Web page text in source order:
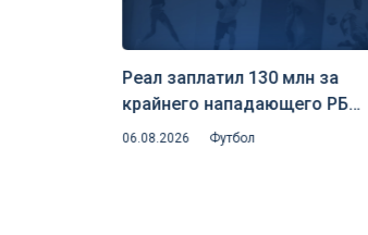
Реал заплатил 130 млн за
крайнего нападающего РБ
Лейпциг — клуб едко пошутил
06.08.2026 Футбол